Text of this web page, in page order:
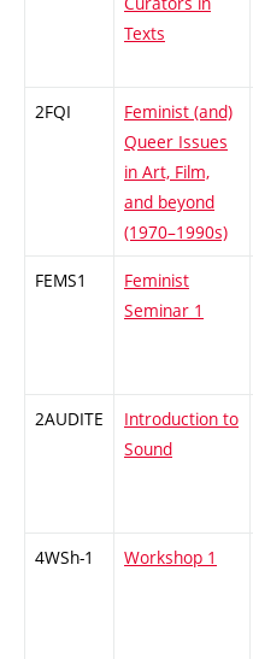
Texts
2FQI
Feminist (and)
Queer Issues
in Art, Film,
and beyond
(1970–1990s)
FEMS1
Feminist
Seminar 1
2AUDITE
Introduction to
Sound
4WSh-1 Workshop 1